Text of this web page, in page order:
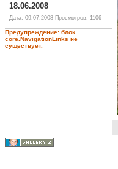
18.06.2008
Дата: 09.07.2008 Просмотров: 1106
Предупреждение: блок
core.NavigationLinks не
существует.